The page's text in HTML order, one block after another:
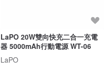
LaPO 20W雙向快充二合一充電
器 5000mAh行動電源 WT-06
LaPO